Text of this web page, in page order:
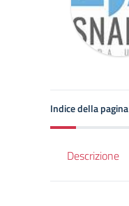
Indice della pagina
Descrizione